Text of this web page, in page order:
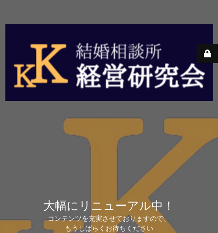
大幅にリニューアル中！
コンテンツを充実させておりますので、
もうしばらくお待ちください